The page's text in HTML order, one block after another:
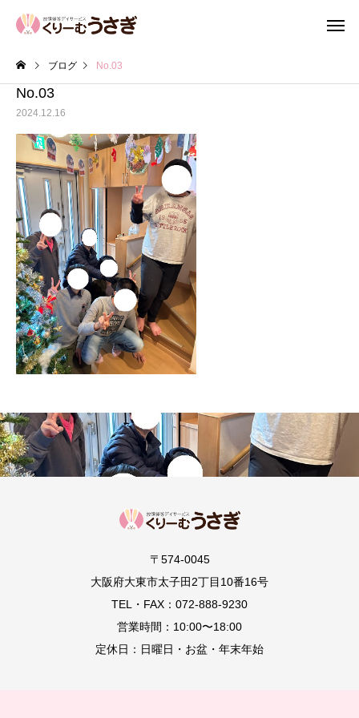
ブログ No.03
No.03
2024.12.16
〒574-0045
大阪府大東市太子田2丁目10番16号
TEL・FAX：072-888-9230
営業時間：10:00〜18:00
定休日：日曜日・お盆・年末年始